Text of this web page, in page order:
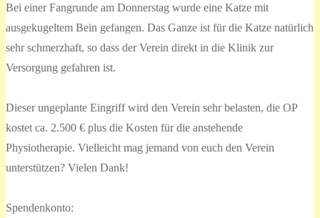
Bei einer Fangrunde am Donnerstag wurde eine Katze mit
ausgekugeltem Bein gefangen. Das Ganze ist für die Katze natürlich
sehr schmerzhaft, so dass der Verein direkt in die Klinik zur
Versorgung gefahren ist.
Dieser ungeplante Eingriff wird den Verein sehr belasten, die OP
kostet ca. 2.500 € plus die Kosten für die anstehende
Physiotherapie. Vielleicht mag jemand von euch den Verein
unterstützen? Vielen Dank!
Spendenkonto: